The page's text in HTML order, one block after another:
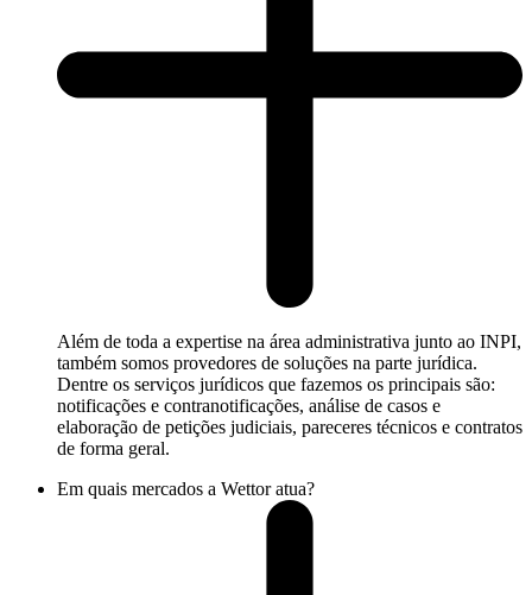
Além de toda a expertise na área administrativa junto ao INPI,
também somos provedores de soluções na parte jurídica.
Dentre os serviços jurídicos que fazemos os principais são:
notificações e contranotificações, análise de casos e
elaboração de petições judiciais, pareceres técnicos e contratos
de forma geral.
Em quais mercados a Wettor atua?